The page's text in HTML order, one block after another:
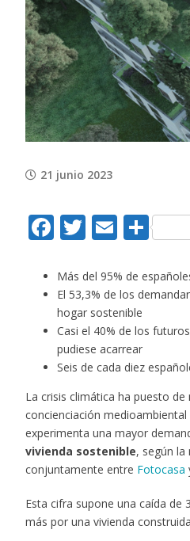
Larger
Image
21 junio 2023
Facebook
Twitter
Email
Más del 95% de
El 53,3% de los
hogar sostenible
Casi el 40% de los
pudiese acarrear
Seis de cada diez
La crisis climática ha puesto
concienciación
experimenta una mayor
vivienda sostenible, según la
conjuntamente entre Fotocasa
Esta cifra supone una caída
más por una vivienda